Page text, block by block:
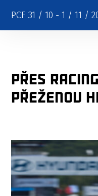
PCF 31 / 10 - 1 / 11 /
Přes
přeženou